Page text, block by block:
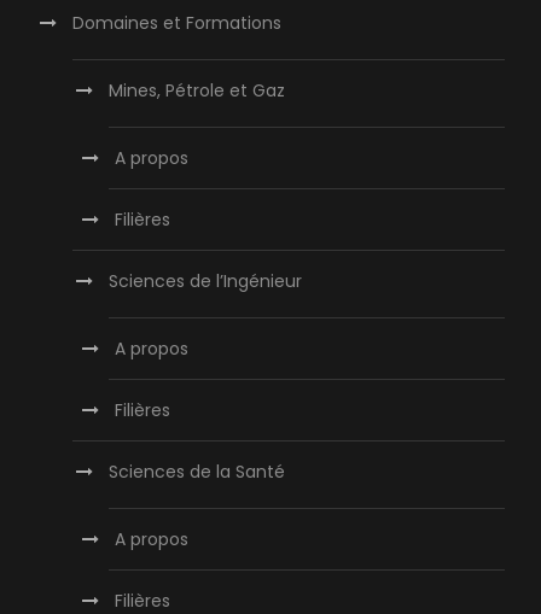
Domaines et Formations
Mines, Pétrole et Gaz
A propos
Filières
Sciences de l’Ingénieur
A propos
Filières
Sciences de la Santé
A propos
Filières